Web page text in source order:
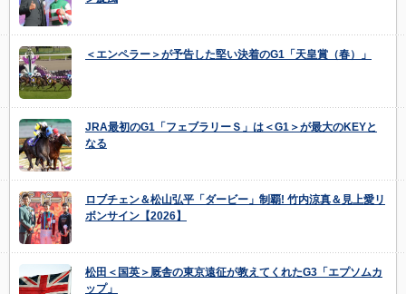
＜エンペラー＞が予告した堅い決着のG1「天皇賞（春）」
JRA最初のG1「フェブラリーＳ」は＜G1＞が最大のKEYと
なる
ロブチェン＆松山弘平「ダービー」制覇! 竹内涼真＆見上愛リ
ボンサイン【2026】
松田＜国英＞厩舎の東京遠征が教えてくれたG3「エプソムカ
ップ」